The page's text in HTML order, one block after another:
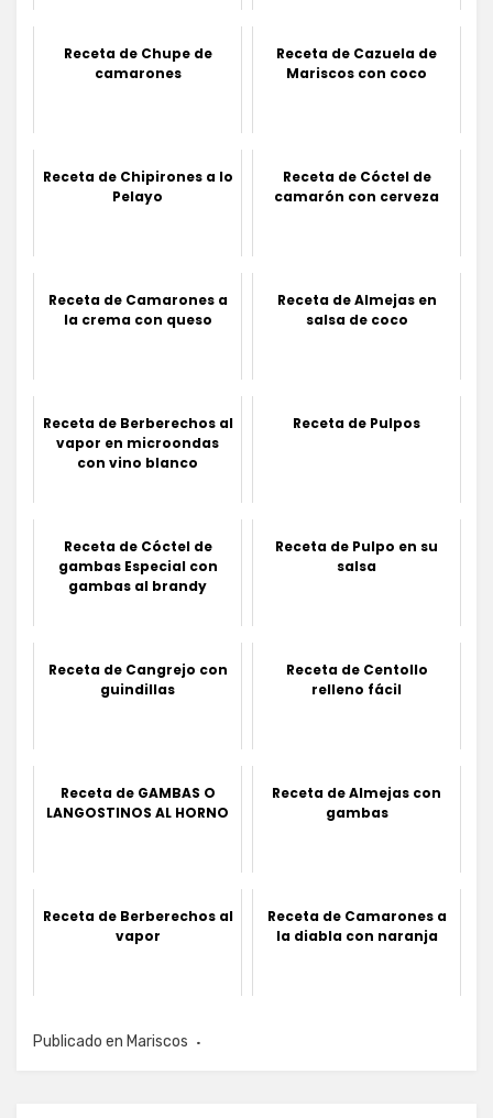
Receta de Chupe de
camarones
Receta de Cazuela de
Mariscos con coco
Receta de Chipirones a lo
Pelayo
Receta de Cóctel de
camarón con cerveza
Receta de Camarones a
la crema con queso
Receta de Almejas en
salsa de coco
Receta de Berberechos al
vapor en microondas
con vino blanco
Receta de Pulpos
Receta de Cóctel de
gambas Especial con
gambas al brandy
Receta de Pulpo en su
salsa
Receta de Cangrejo con
guindillas
Receta de Centollo
relleno fácil
Receta de GAMBAS O
LANGOSTINOS AL HORNO
Receta de Almejas con
gambas
Receta de Berberechos al
vapor
Receta de Camarones a
la diabla con naranja
Publicado en Mariscos